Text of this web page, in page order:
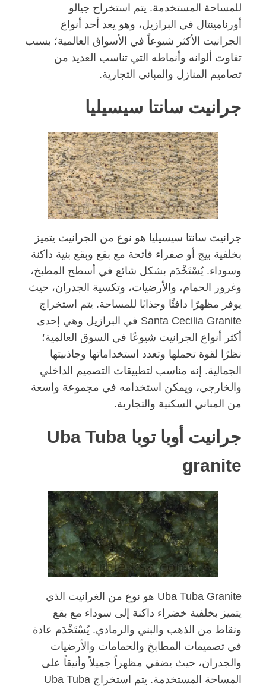
للمساحة المستخدمة. يتم استخراج جيالو
أورنامينتال في البرازيل، وهو يعد أحد أنواع
الجرانيت الأكثر شيوعاً في الأسواق العالمية؛ بسبب
تفاوت ألوانه وأنماطه التي تناسب العديد من
تصاميم المنازل والمباني التجارية.
جرانيت سانتا سيسيليا
جرانيت سانتا سيسيليا هو نوع من الجرانيت يتميز
بخلفية بيج أو صفراء فاتحة مع بقع وبقع بنية داكنة
وسوداء. يُسْتَخْدَم بشكل شائع في أسطح المطبخ،
وغرور الحمام، والأرضيات، وتكسية الجدران، حيث
يوفر مظهرًا دافئًا وجذابًا للمساحة. يتم استخراج
Santa Cecilia Granite في البرازيل وهي إحدى
أكثر أنواع الجرانيت شيوعًا في السوق العالمية؛
نظرًا لقوة تحملها وتعدد استخداماتها وجاذبيتها
الجمالية. إنه مناسب لتطبيقات التصميم الداخلي
والخارجي، ويمكن استخدامه في مجموعة واسعة
من المباني السكنية والتجارية.
جرانيت أوبا توبا Uba Tuba
granite
Uba Tuba Granite هو نوع من الغرانيت الذي
يتميز بخلفية خضراء داكنة إلى سوداء مع بقع
ونقاط من الذهب والبني والرمادي. يُسْتَخْدَم عادة
في تصميمات المطابخ والحمامات والأرضيات
والجدران، حيث يضفي مظهراً جميلاً وأنيقاً على
المساحة المستخدمة. يتم استخراج Uba Tuba